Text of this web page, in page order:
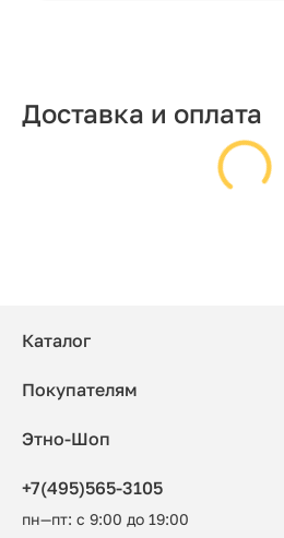
Доставка и оплата
Каталог
Покупателям
Этно-Шоп
+7(495)565-3105
пн—пт: с 9:00 до 19:00